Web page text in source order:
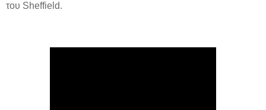
του Sheffield.